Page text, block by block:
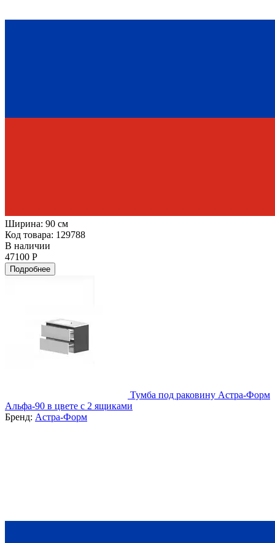
Ширина: 90 см
Код товара: 129788
В наличии
47100 Р
Подробнее
Тумба под раковину Астра-Форм
Альфа-90 в цвете с 2 ящиками
Бренд: Астра-Форм